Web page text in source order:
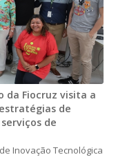
da Fiocruz visita a
de
de
Inovação Tecnológica